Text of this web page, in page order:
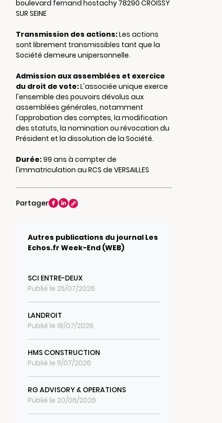
boulevard fernand hostachy 78290 CROISSY
SUR SEINE
Transmission des actions:Les actions
sont librement transmissibles tant que la
Société demeure unipersonnelle.
Admission aux assemblées et exercice
du droit de vote:L'associée unique exerce
l'ensemble des pouvoirs dévolus aux
assemblées générales, notamment
l'approbation des comptes, la modification
des statuts, la nomination ou révocation du
Président et la dissolution de la Société.
Durée:99 ans à compter de
l'immatriculation au RCS de VERSAILLES
Partager
Autres publications du journal Les
Echos.fr Week-End (WEB)
SCI ENTRE-DEUX
Publié le 25/07/2026
LANDROIT
Publié le 18/07/2026
HMS CONSTRUCTION
Publié le 11/07/2026
RG ADVISORY & OPERATIONS
Publié le 20/06/2026